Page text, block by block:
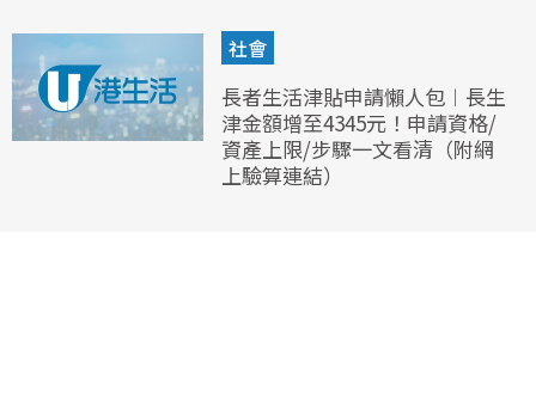
社會
長者生活津貼申請懶人包︱長生
津金額增至4345元！申請資格/
資產上限/步驟一文看清（附網
上驗算連結）